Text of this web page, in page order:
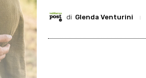
di Glenda Venturini